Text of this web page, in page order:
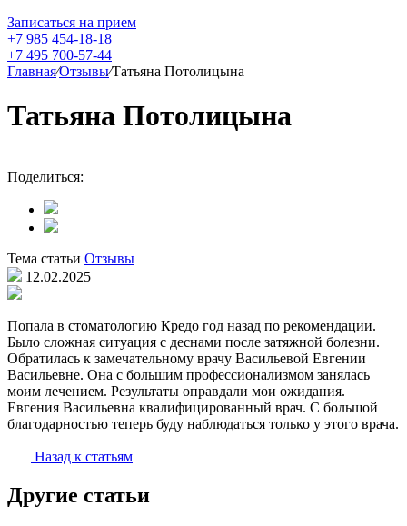
Записаться на прием
+7 985 454-18-18
+7 495 700-57-44
Главная⁄Отзывы⁄Татьяна Потолицына
Татьяна Потолицына
Поделиться:
Тема статьи Отзывы
12.02.2025
Попала в стоматологию Кредо год назад по рекомендации.
Было сложная ситуация с деснами после затяжной болезни.
Обратилась к замечательному врачу Васильевой Евгении
Васильевне. Она с большим профессионализмом занялась
моим лечением. Результаты оправдали мои ожидания.
Евгения Васильевна квалифицированный врач. С большой
благодарностью теперь буду наблюдаться только у этого врача.
Назад к статьям
Другие статьи